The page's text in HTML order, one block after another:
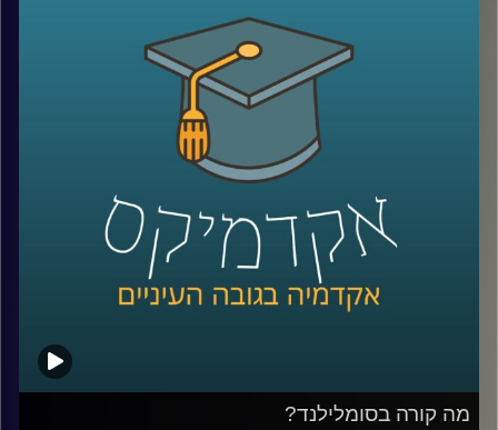
רדאר, וארטיק שנולד כשילד שכח בחוץ כוס עם משקה ומקל
ערבוב בלילה קר.
על פניו, כל אלה נשמעים כמו מזל. אבל אולי זו רק חצי
מהתמונה. כי הרבה אנשים נתקלים בטעויות, בכישלונות
ובדברים לא צפויים, והשאלה היא מי יודע לעצור, להסתכל
עליהם אחרת, ולהפוך אותם לפריצת דרך.
האורח שלנו היום הוא מוטי שטנר, יזם סדרתי, משקיע ומרצה
באוניברסיטת רייכמן. יחד עם אחיו, פרופ׳ אורי שטנר, הוא כתב
את הספר “איך להיות מדען דיסרפטיבי”, שמנסה לשאול האם
פריצות דרך הן באמת עניין של גאונות ומזל, או שאפשר לפתח
צורת חשיבה, ואולי אפילו שיטה, שמגדילה את הסיכוי לזהות
שאלות גדולות, לערער על הנחות יסוד ולפרוץ את גבולות הידע
בפרק הזה נדבר על הדרך שבה נולדות תגליות, על מה שמדע
יכול ללמוד מהייטק, על ההבדל בין חשיבה נועזת לחשיבה לא
מבוססת, ועל השאלה האם אפשר ללמד אנשים לחשוב בצורה
מה קורה בסומלילנד?